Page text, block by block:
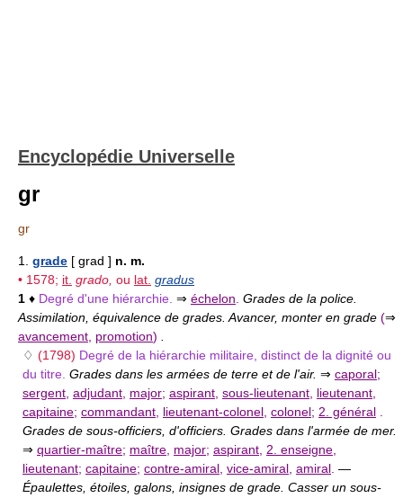
Encyclopédie Universelle
gr
gr
1. grade [ grad ] n. m.
• 1578; it. grado, ou lat. gradus
1 ♦ Degré d'une hiérarchie. ⇒ échelon Grades de la police.
Assimilation, équivalence de grades. Avancer, monter en grade (⇒
avancement promotion)
♢ (1798) Degré de la hiérarchie militaire, distinct de la dignité ou
du titre. Grades dans les armées de terre et de l'air. ⇒ caporal;
sergent adjudant major; aspirant sous-lieutenant lieutenant
capitaine; commandant lieutenant-colonel colonel; 2. général
Grades de sous-officiers, d'officiers. Grades dans l'armée de mer.
⇒ quartier-maître; maître major; aspirant 2. enseigne
lieutenant; capitaine; contre-amiral vice-amiral amiral —
Épaulettes, étoiles, galons, insignes de grade. Casser un sous-